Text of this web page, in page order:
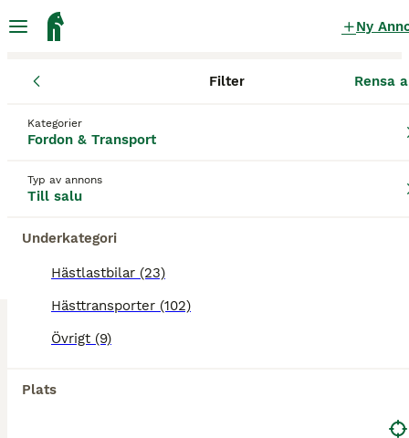
Ny
Filter Rensa
Kategorier
Fordon & Transport
Typ av annons
Till salu
Underkategori
Hästlastbilar (23)
Hästtransporter (102)
Övrigt (9)
Plats
Övrigt till salu i Borås
Denna annons är inte längre tillgänglig.
Vi har omdirigerat dig till sökresultat med liknande